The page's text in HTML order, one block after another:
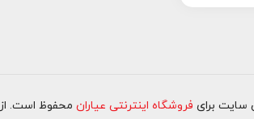
سایت برای فروشگاه اینترنتی عیارانمحفوظ است. از ۱۳۹۷ تا کنون